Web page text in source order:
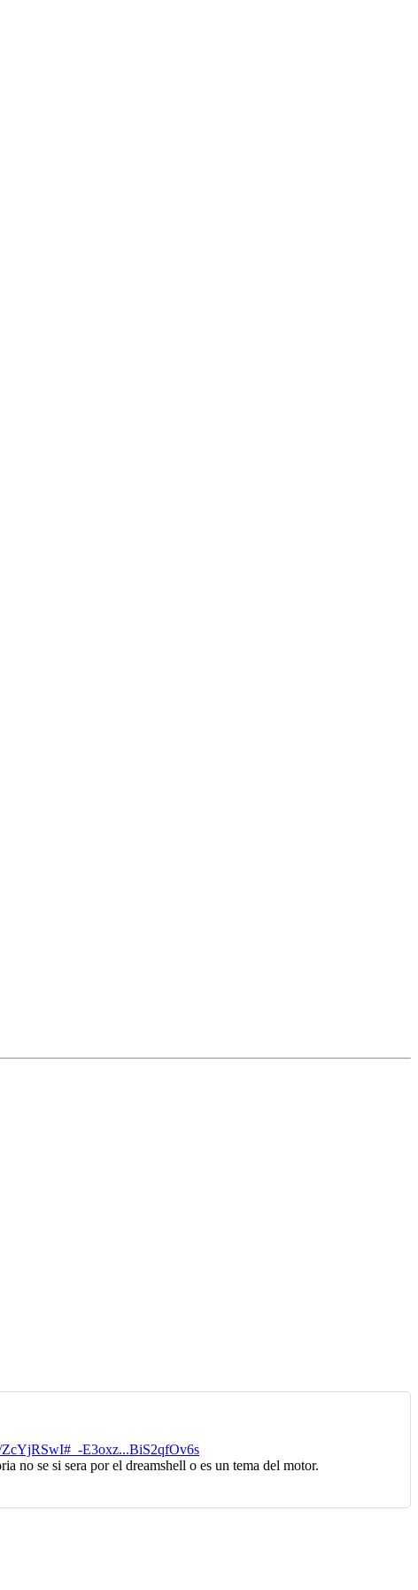
ZcYjRSwI#_-E3oxz...BiS2qfOv6s
no se si sera por el dreamshell o es un tema del motor.